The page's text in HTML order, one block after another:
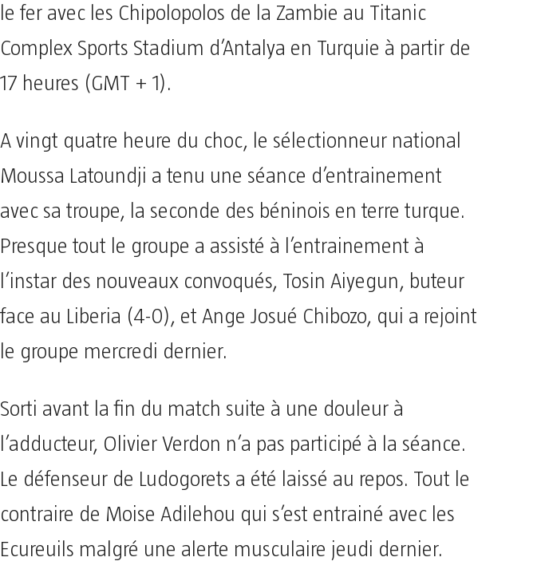
le fer avec les Chipolopolos de la Zambie au Titanic
Complex Sports Stadium d’Antalya en Turquie à partir de
17 heures (GMT + 1).
A vingt quatre heure du choc, le sélectionneur national
Moussa Latoundji a tenu une séance d’entrainement
avec sa troupe, la seconde des béninois en terre turque.
Presque tout le groupe a assisté à l’entrainement à
l’instar des nouveaux convoqués, Tosin Aiyegun, buteur
face au Liberia (4-0), et Ange Josué Chibozo, qui a rejoint
le groupe mercredi dernier.
Sorti avant la fin du match suite à une douleur à
l’adducteur, Olivier Verdon n’a pas participé à la séance.
Le défenseur de Ludogorets a été laissé au repos. Tout le
contraire de Moise Adilehou qui s’est entrainé avec les
Ecureuils malgré une alerte musculaire jeudi dernier.